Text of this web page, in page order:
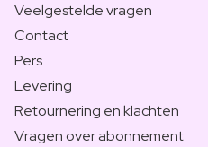
Veelgestelde vragen
Contact
Pers
Levering
Retournering en klachten
Vragen over abonnement